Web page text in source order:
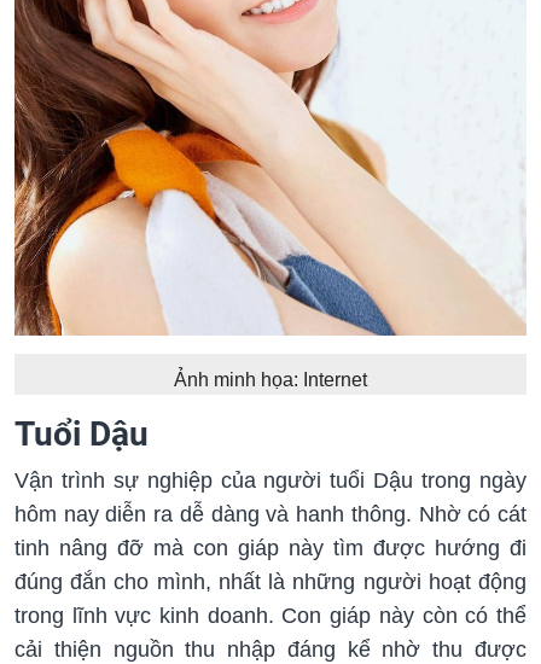
Ảnh minh họa: Internet
Tuổi Dậu
Vận trình sự nghiệp của người tuổi Dậu trong ngày
hôm nay diễn ra dễ dàng và hanh thông. Nhờ có cát
tinh nâng đỡ mà con giáp này tìm được hướng đi
đúng đắn cho mình, nhất là những người hoạt động
trong lĩnh vực kinh doanh. Con giáp này còn có thể
cải thiện nguồn thu nhập đáng kể nhờ thu được